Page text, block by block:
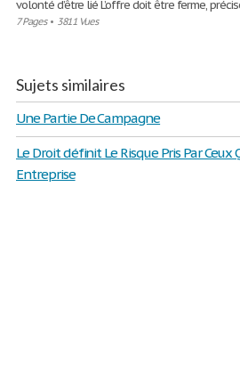
volonté d’être lié L’offre doit être ferme,
7 Pages• 3811 Vues
Sujets similaires
Une Partie De Campagne
Le Droit définit Le Risque Pris Par Ceux
Entreprise